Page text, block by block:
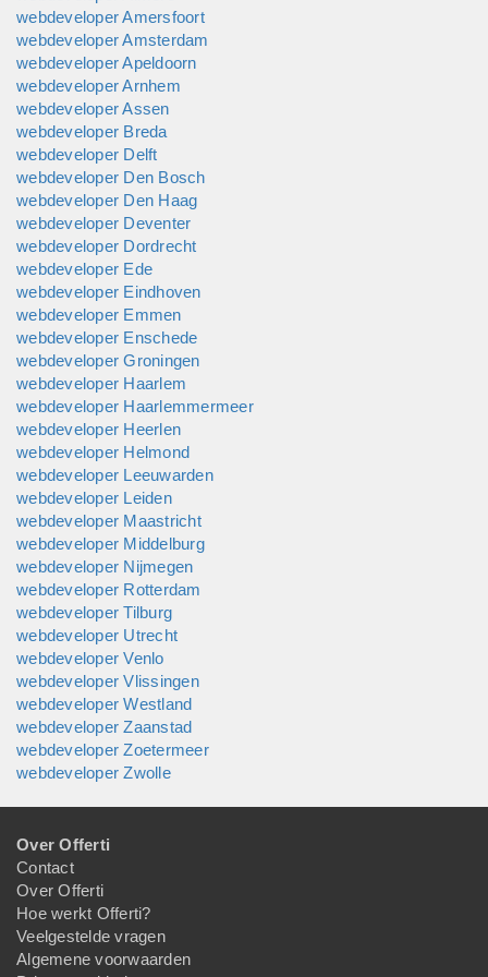
webdeveloper Amersfoort
webdeveloper Amsterdam
webdeveloper Apeldoorn
webdeveloper Arnhem
webdeveloper Assen
webdeveloper Breda
webdeveloper Delft
webdeveloper Den Bosch
webdeveloper Den Haag
webdeveloper Deventer
webdeveloper Dordrecht
webdeveloper Ede
webdeveloper Eindhoven
webdeveloper Emmen
webdeveloper Enschede
webdeveloper Groningen
webdeveloper Haarlem
webdeveloper Haarlemmermeer
webdeveloper Heerlen
webdeveloper Helmond
webdeveloper Leeuwarden
webdeveloper Leiden
webdeveloper Maastricht
webdeveloper Middelburg
webdeveloper Nijmegen
webdeveloper Rotterdam
webdeveloper Tilburg
webdeveloper Utrecht
webdeveloper Venlo
webdeveloper Vlissingen
webdeveloper Westland
webdeveloper Zaanstad
webdeveloper Zoetermeer
webdeveloper Zwolle
Over Offerti
Contact
Over Offerti
Hoe werkt Offerti?
Veelgestelde vragen
Algemene voorwaarden